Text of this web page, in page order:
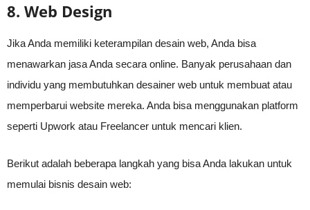
8. Web Design
Jika Anda memiliki keterampilan desain web, Anda bisa
menawarkan jasa Anda secara online. Banyak perusahaan dan
individu yang membutuhkan desainer web untuk membuat atau
memperbarui website mereka. Anda bisa menggunakan platform
seperti Upwork atau Freelancer untuk mencari klien.
Berikut adalah beberapa langkah yang bisa Anda lakukan untuk
memulai bisnis desain web: